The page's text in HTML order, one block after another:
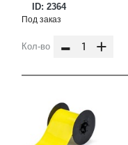
ID: 2364
Под заказ
Кол-во - +